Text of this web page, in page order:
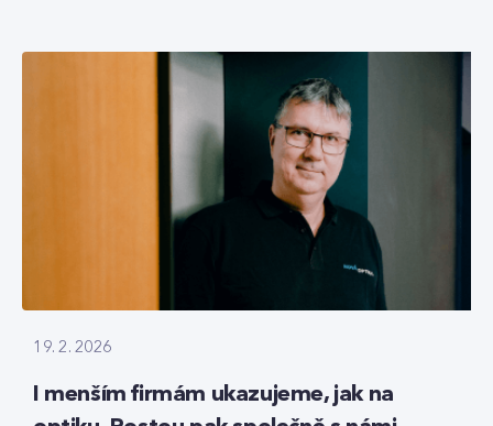
19. 2. 2026
I menším firmám ukazujeme, jak na